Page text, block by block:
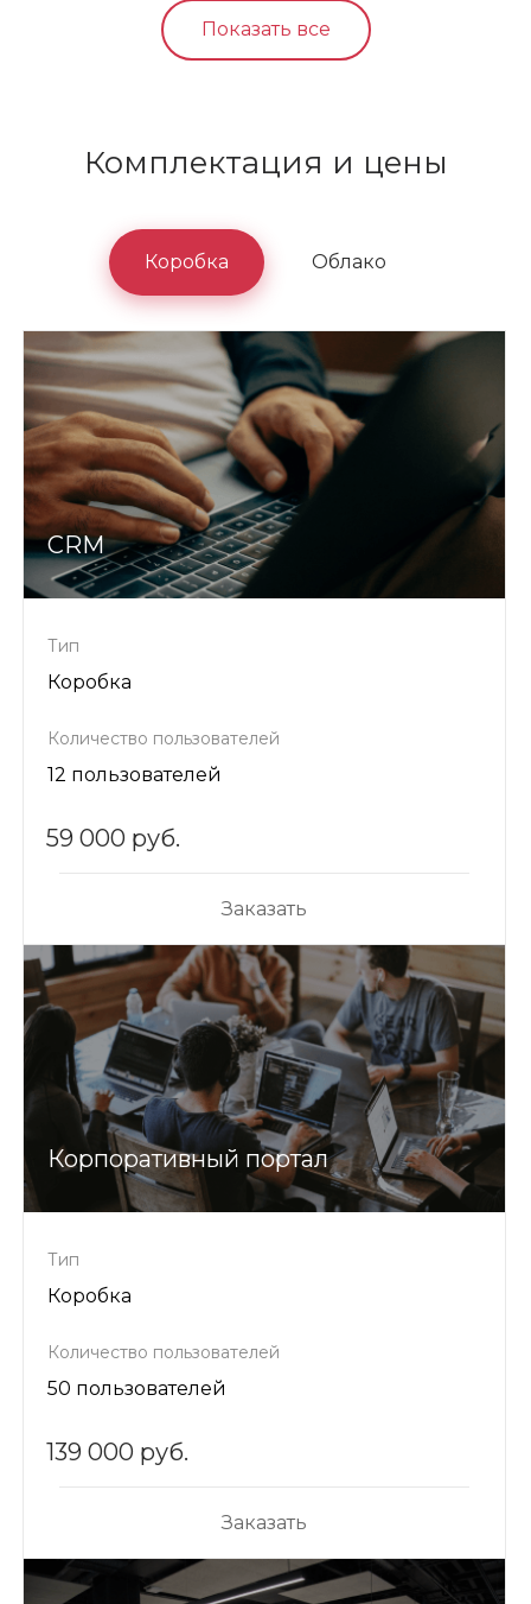
Показать все
Комплектация и цены
Коробка Облако
CRM
Тип
Коробка
Количество пользователей
12 пользователей
59 000 руб.
Заказать
Корпоративный портал
Тип
Коробка
Количество пользователей
50 пользователей
139 000 руб.
Заказать